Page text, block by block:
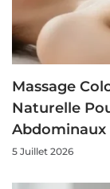
Massage
Naturelle
Abdominaux
5 Juillet 2026